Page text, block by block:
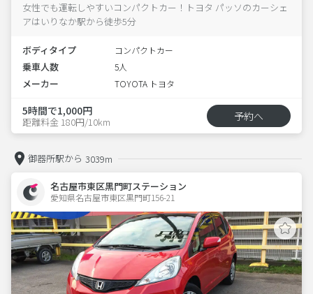
女性でも運転しやすいコンパクトカー！トヨタ パッソのカーシェ
アはいりなか駅から徒歩5分
ボディタイプ コンパクトカー
乗車人数 5人
メーカー TOYOTA トヨタ
5時間で1,000円
距離料金 180円/10km 予約へ
御器所駅から 3039m
名古屋市東区黒門町ステーション
愛知県名古屋市東区黒門町156-21